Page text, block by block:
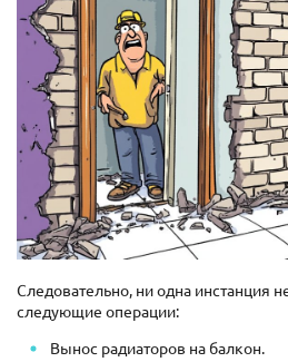
Следовательно, ни одна инстанция
следующие операции:
Вынос радиаторов на балкон.